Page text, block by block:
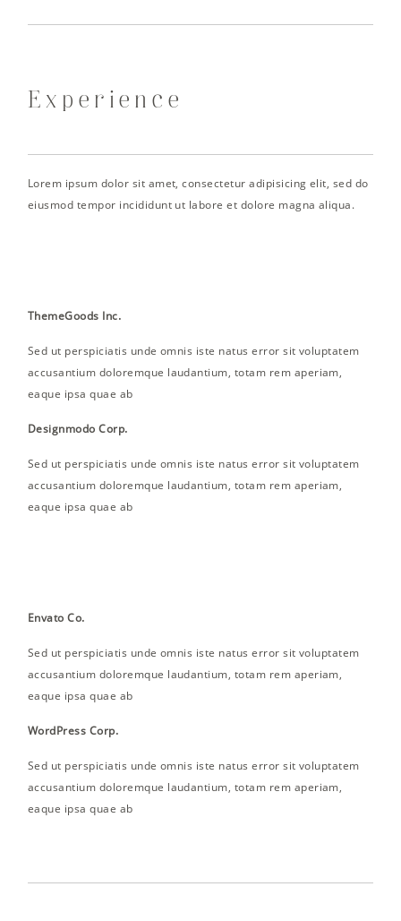
Experience
Lorem ipsum dolor sit amet, consectetur adipisicing elit, sed do
eiusmod tempor incididunt ut labore et dolore magna aliqua.
ThemeGoods Inc.
Sed ut perspiciatis unde omnis iste natus error sit voluptatem
accusantium doloremque laudantium, totam rem aperiam,
eaque ipsa quae ab
Designmodo Corp.
Sed ut perspiciatis unde omnis iste natus error sit voluptatem
accusantium doloremque laudantium, totam rem aperiam,
eaque ipsa quae ab
Envato Co.
Sed ut perspiciatis unde omnis iste natus error sit voluptatem
accusantium doloremque laudantium, totam rem aperiam,
eaque ipsa quae ab
WordPress Corp.
Sed ut perspiciatis unde omnis iste natus error sit voluptatem
accusantium doloremque laudantium, totam rem aperiam,
eaque ipsa quae ab